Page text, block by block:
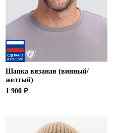
Шапка вязаная (винный/
желтый)
1 900 ₽